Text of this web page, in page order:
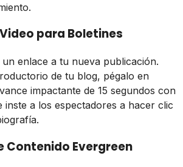
para Boletines
enlace a tu nueva publicación.
de tu blog, pégalo en
impactante de 15 segundos con
inste a los espectadores a hacer clic
Contenido Evergreen